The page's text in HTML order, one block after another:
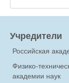
Учредители
Российская
Физико-
академии наук